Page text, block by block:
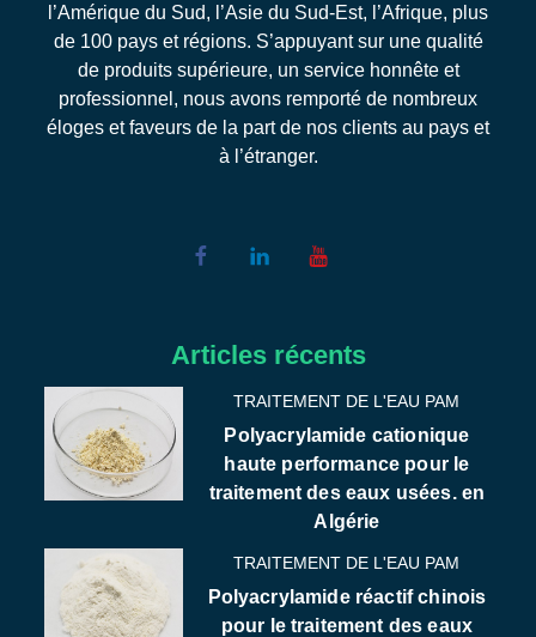
l’Amérique du Sud, l’Asie du Sud-Est, l’Afrique, plus
de 100 pays et régions. S’appuyant sur une qualité
de produits supérieure, un service honnête et
professionnel, nous avons remporté de nombreux
éloges et faveurs de la part de nos clients au pays et
à l’étranger.
Articles récents
TRAITEMENT DE L'EAU PAM
Polyacrylamide cationique
haute performance pour le
traitement des eaux usées. en
Algérie
TRAITEMENT DE L'EAU PAM
Polyacrylamide réactif chinois
pour le traitement des eaux